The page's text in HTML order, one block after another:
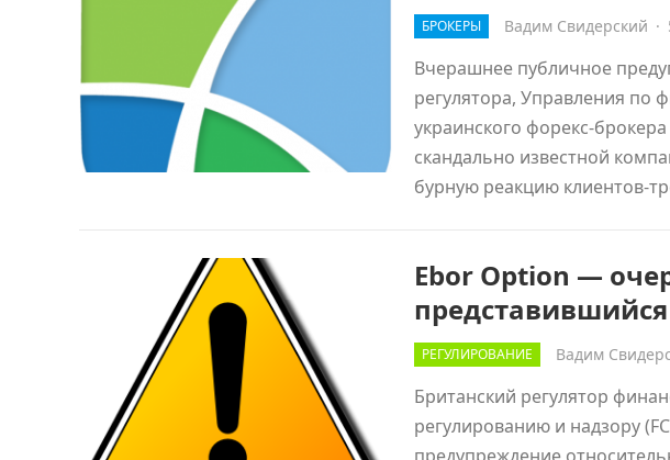
БРОКЕРЫ Вадим Свидерский ·
Вчерашнее публичное
регулятора, Управления по
украинского форекс-
скандально известной
бурную реакцию клиентов-
Ebor Option —
РЕГУЛИРОВАНИЕ Вадим
Британский регулятор
регулированию и надзору